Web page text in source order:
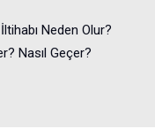
Neden Olur?
Nasıl Geçer?